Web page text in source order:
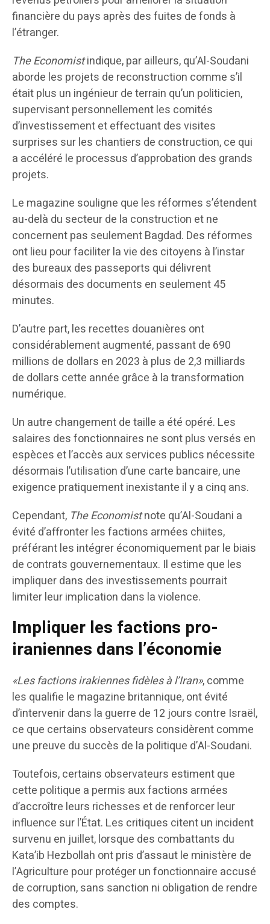
financière du pays après des fuites de fonds à
l’étranger.
The Economistindique, par ailleurs, qu’Al-Soudani
aborde les projets de reconstruction comme s’il
était plus un ingénieur de terrain qu’un politicien,
supervisant personnellement les comités
d’investissement et effectuant des visites
surprises sur les chantiers de construction, ce qui
a accéléré le processus d’approbation des grands
projets.
Le magazine souligne que les réformes s’étendent
au-delà du secteur de la construction et ne
concernent pas seulement Bagdad. Des réformes
ont lieu pour faciliter la vie des citoyens à l’instar
des bureaux des passeports qui délivrent
désormais des documents en seulement 45
minutes.
D’autre part, les recettes douanières ont
considérablement augmenté, passant de 690
millions de dollars en 2023 à plus de 2,3 milliards
de dollars cette année grâce à la transformation
numérique.
Un autre changement de taille a été opéré. Les
salaires des fonctionnaires ne sont plus versés en
espèces et l’accès aux services publics nécessite
désormais l’utilisation d’une carte bancaire, une
exigence pratiquement inexistante il y a cinq ans.
Cependant, The Economistnote qu’Al-Soudani a
évité d’affronter les factions armées chiites,
préférant les intégrer économiquement par le biais
de contrats gouvernementaux. Il estime que les
impliquer dans des investissements pourrait
limiter leur implication dans la violence.
Impliquer les factions pro-
iraniennes dans l’économie
«Les factions irakiennes fidèles à l’Iran», comme
les qualifie le magazine britannique, ont évité
d’intervenir dans la guerre de 12 jours contre Israël,
ce que certains observateurs considèrent comme
une preuve du succès de la politique d’Al-Soudani.
Toutefois, certains observateurs estiment que
cette politique a permis aux factions armées
d’accroître leurs richesses et de renforcer leur
influence sur l’État. Les critiques citent un incident
survenu en juillet, lorsque des combattants du
Kata’ib Hezbollah ont pris d’assaut le ministère de
l’Agriculture pour protéger un fonctionnaire accusé
de corruption, sans sanction ni obligation de rendre
des comptes.